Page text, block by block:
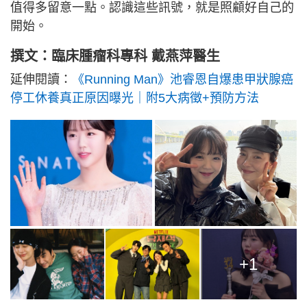
值得多留意一點。認識這些訊號，就是照顧好自己的
開始。
撰文：臨床腫瘤科專科 戴燕萍醫生
延伸閱讀：
《Running Man》池睿恩自爆患甲狀腺癌
停工休養真正原因曝光｜附5大病徵+預防方法
+1